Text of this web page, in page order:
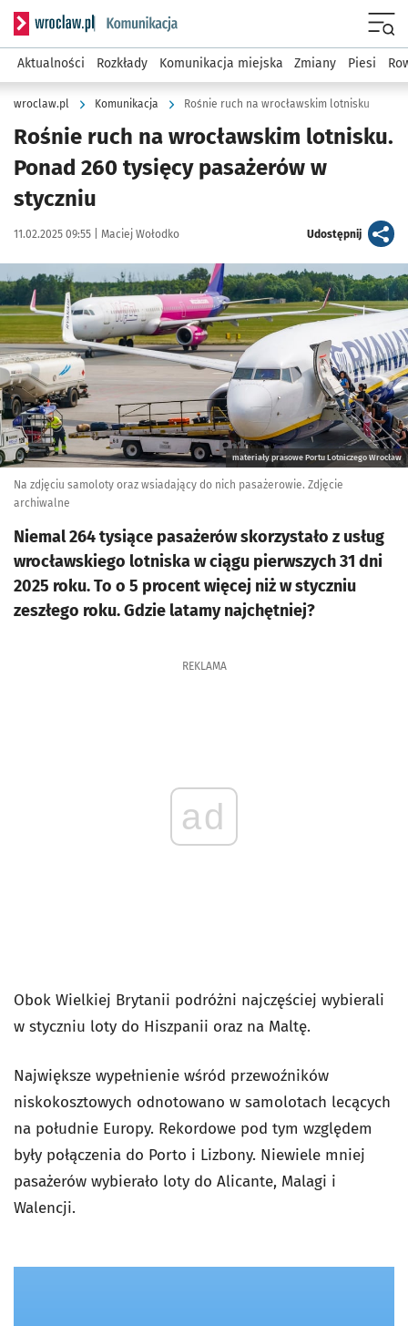
Serwis informacyjny wroclaw.pl podserwis: Komunikacja
Aktualności Rozkłady Komunikacja miejska Zmiany Piesi
wroclaw.pl Komunikacja Rośnie ruch na wrocławskim lotnisku
Rośnie ruch na wrocławskim lotnisku.
Ponad 260 tysięcy pasażerów w
styczniu
Data publikacji:
11.02.2025 09:55 | Autor:
Maciej Wołodko Udostępnijartykuł
Kliknij, aby powiększyć
materiały prasowe Portu Lotniczego Wrocław
Na zdjęciu samoloty oraz wsiadający do nich pasażerowie. Zdjęcie
archiwalne
Niemal 264 tysiące pasażerów skorzystało z usług
wrocławskiego lotniska w ciągu pierwszych 31 dni
2025 roku. To o 5 procent więcej niż w styczniu
zeszłego roku. Gdzie latamy najchętniej?
REKLAMA
ad
Obok Wielkiej Brytanii podróżni najczęściej wybierali
w styczniu loty do Hiszpanii oraz na Maltę.
Największe wypełnienie wśród przewoźników
niskokosztowych odnotowano w samolotach lecących
na południe Europy. Rekordowe pod tym względem
były połączenia do Porto i Lizbony. Niewiele mniej
pasażerów wybierało loty do Alicante, Malagi i
Walencji.